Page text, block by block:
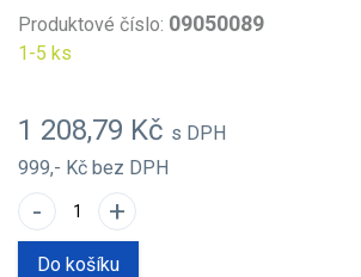
Produktové číslo: 09050089
1-5 ks
1 208,79 Kč s DPH
999,- Kč bez DPH
- +
Do košíku